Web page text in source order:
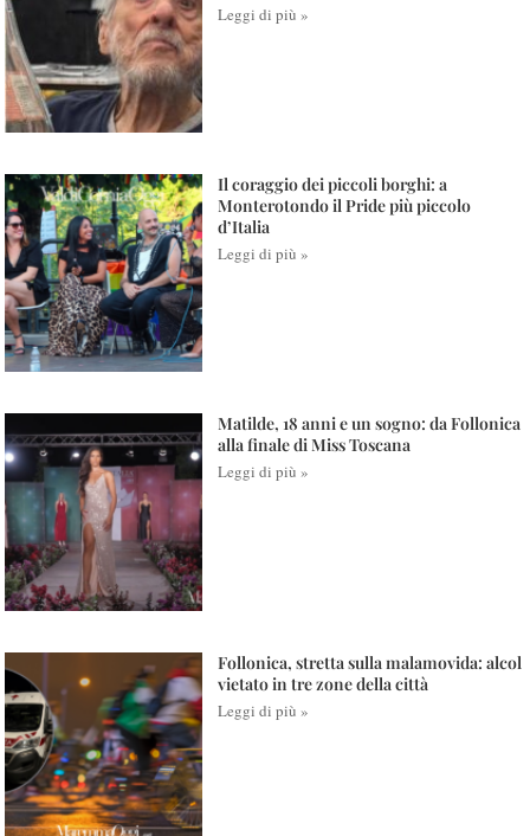
Leggi di più »
Il coraggio dei piccoli borghi: a
Monterotondo il Pride più piccolo
d’Italia
Leggi di più »
Matilde, 18 anni e un sogno: da Follonica
alla finale di Miss Toscana
Leggi di più »
Follonica, stretta sulla malamovida: alcol
vietato in tre zone della città
Leggi di più »